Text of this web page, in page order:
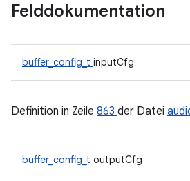
Felddokumentation
buffer_config_t inputCfg
Definition in Zeile 863 der Datei
buffer_config_t outputCfg